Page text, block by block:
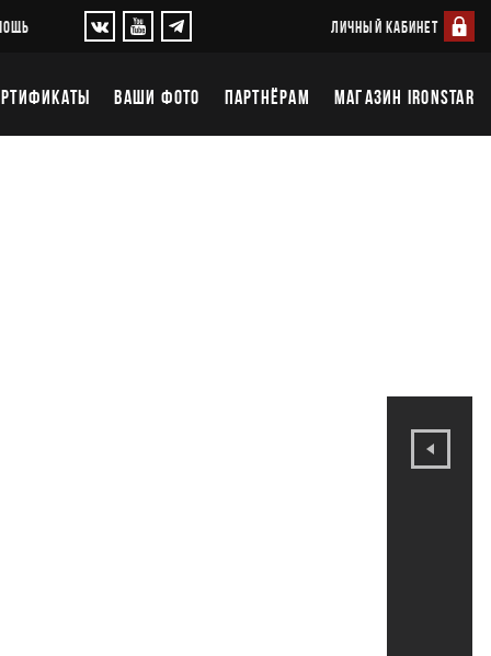
ЛИЧНЫЙ КАБИНЕТ
ВАШИ ФОТО ПАРТНЁРАМ МАГАЗИН IRONSTAR